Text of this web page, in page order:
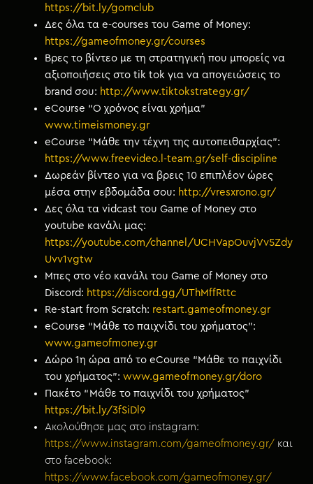
https://bit.ly/gomclub
Δες όλα τα e-courses του Game of Money:
https://gameofmoney.gr/courses
Βρες το βίντεο με τη στρατηγική που μπορείς να
αξιοποιήσεις στο tik tok για να απογειώσεις το
brand σου: http://www.tiktokstrategy.gr/
eCourse “Ο χρόνος είναι χρήμα”
www.timeismoney.gr
eCourse “Μάθε την τέχνη της αυτοπειθαρχίας”:
https://www.freevideo.l-team.gr/self-discipline
Δωρεάν βίντεο για να βρεις 10 επιπλέον ώρες
μέσα στην εβδομάδα σου: http://vresxrono.gr/
Δες όλα τα vidcast του Game of Money στο
youtube κανάλι μας:
https://youtube.com/channel/UCHVapOuvjVv5Zdy
Uvv1vgtw
Μπες στο νέο κανάλι του Game of Money στο
Discord: https://discord.gg/UThMffRttc
Re-start from Scratch: restart.gameofmoney.gr
eCourse “Μάθε το παιχνίδι του χρήματος”:
www.gameofmoney.gr
Δώρο 1η ώρα από το eCourse “Μάθε το παιχνίδι
του χρήματος”:www.gameofmoney.gr/doro
Πακέτο “Μάθε το παιχνίδι του χρήματος”
https://bit.ly/3fSiDl9
Ακολούθησε μας στο instagram:
https://www.instagram.com/gameofmoney.gr/ και
στο facebook:
https://www.facebook.com/gameofmoney.gr/